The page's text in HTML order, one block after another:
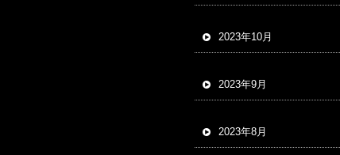
2023年10月
2023年9月
2023年8月